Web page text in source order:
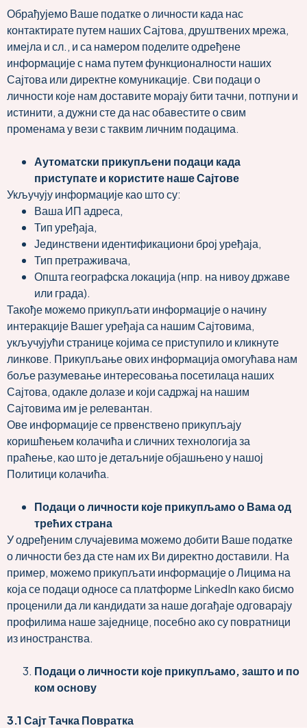
Обрађујемо Ваше податке о личности када нас
контактирате путем наших Сајтова, друштвених мрежа,
имејла и сл., и са намером поделите одређене
информације с нама путем функционалности наших
Сајтова или директне комуникације. Сви подаци о
личности које нам доставите морају бити тачни, потпуни и
истинити, а дужни сте да нас обавестите о свим
променама у вези с таквим личним подацима.
Аутоматски прикупљени подаци када
приступате и користите наше Сајтове
Укључују информације као што су:
Ваша ИП адреса,
Тип уређаја,
Јединствени идентификациони број уређаја,
Тип претраживача,
Општа географска локација (нпр. на нивоу државе
или града).
Такође можемо прикупљати информације о начину
интеракције Вашег уређаја са нашим Сајтовима,
укључујући странице којима се приступило и кликнуте
линкове. Прикупљање ових информација омогућава нам
боље разумевање интересовања посетилаца наших
Сајтова, одакле долазе и који садржај на нашим
Сајтовима им је релевантан.
Ове информације се првенствено прикупљају
коришћењем колачића и сличних технологија за
праћење, као што је детаљније објашњено у нашој
Политици колачића.
Подаци о личности које прикупљамо о Вама од
трећих страна
У одређеним случајевима можемо добити Ваше податке
о личности без да сте нам их Ви директно доставили. На
пример, можемо прикупљати информације о Лицима на
која се подаци односе са платформе LinkedIn како бисмо
проценили да ли кандидати за наше догађаје одговарају
профилима наше заједнице, посебно ако су повратници
из иностранства.
Подаци о личности које прикупљамо, зашто и по
ком основу
3.1Сајт Тачка Повратка